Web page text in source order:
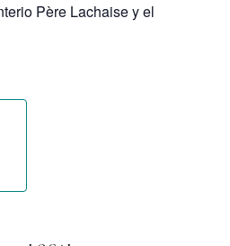
Père Lachaise y el